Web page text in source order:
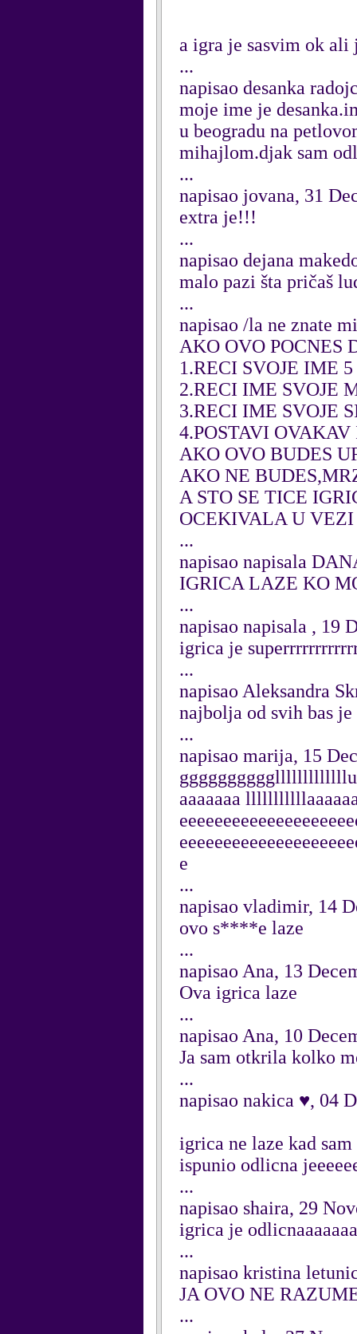
a igra je sasvim ok ali
...
napisao desanka
moje ime je
u beogradu na
mihajlom.djak sam
...
napisao jovana, 31
extra je!!!
...
napisao dejana
malo pazi šta pričaš
...
napisao /la ne znate
AKO OVO POCNES
1.RECI SVOJE IME
2.RECI IME SVOJE
3.RECI IME SVOJE
4.POSTAVI
AKO OVO BUDES
AKO NE
A STO SE TICE
OCEKIVALA U
...
napisao napisala
IGRICA LAZE KO
...
napisao napisala , 19
igrica je
...
napisao Aleksandra
najbolja od svih bas
...
napisao marija, 15
aaaaaaa
e
...
napisao vladimir, 14
ovo s****e laze
...
napisao Ana, 13
Ova igrica laze
...
napisao Ana, 10
Ja sam otkrila kolko
...
napisao nakica ♥, 04
igrica ne laze kad
ispunio odlicna
...
napisao shaira, 29
igrica je
...
napisao kristina
JA OVO NE
...